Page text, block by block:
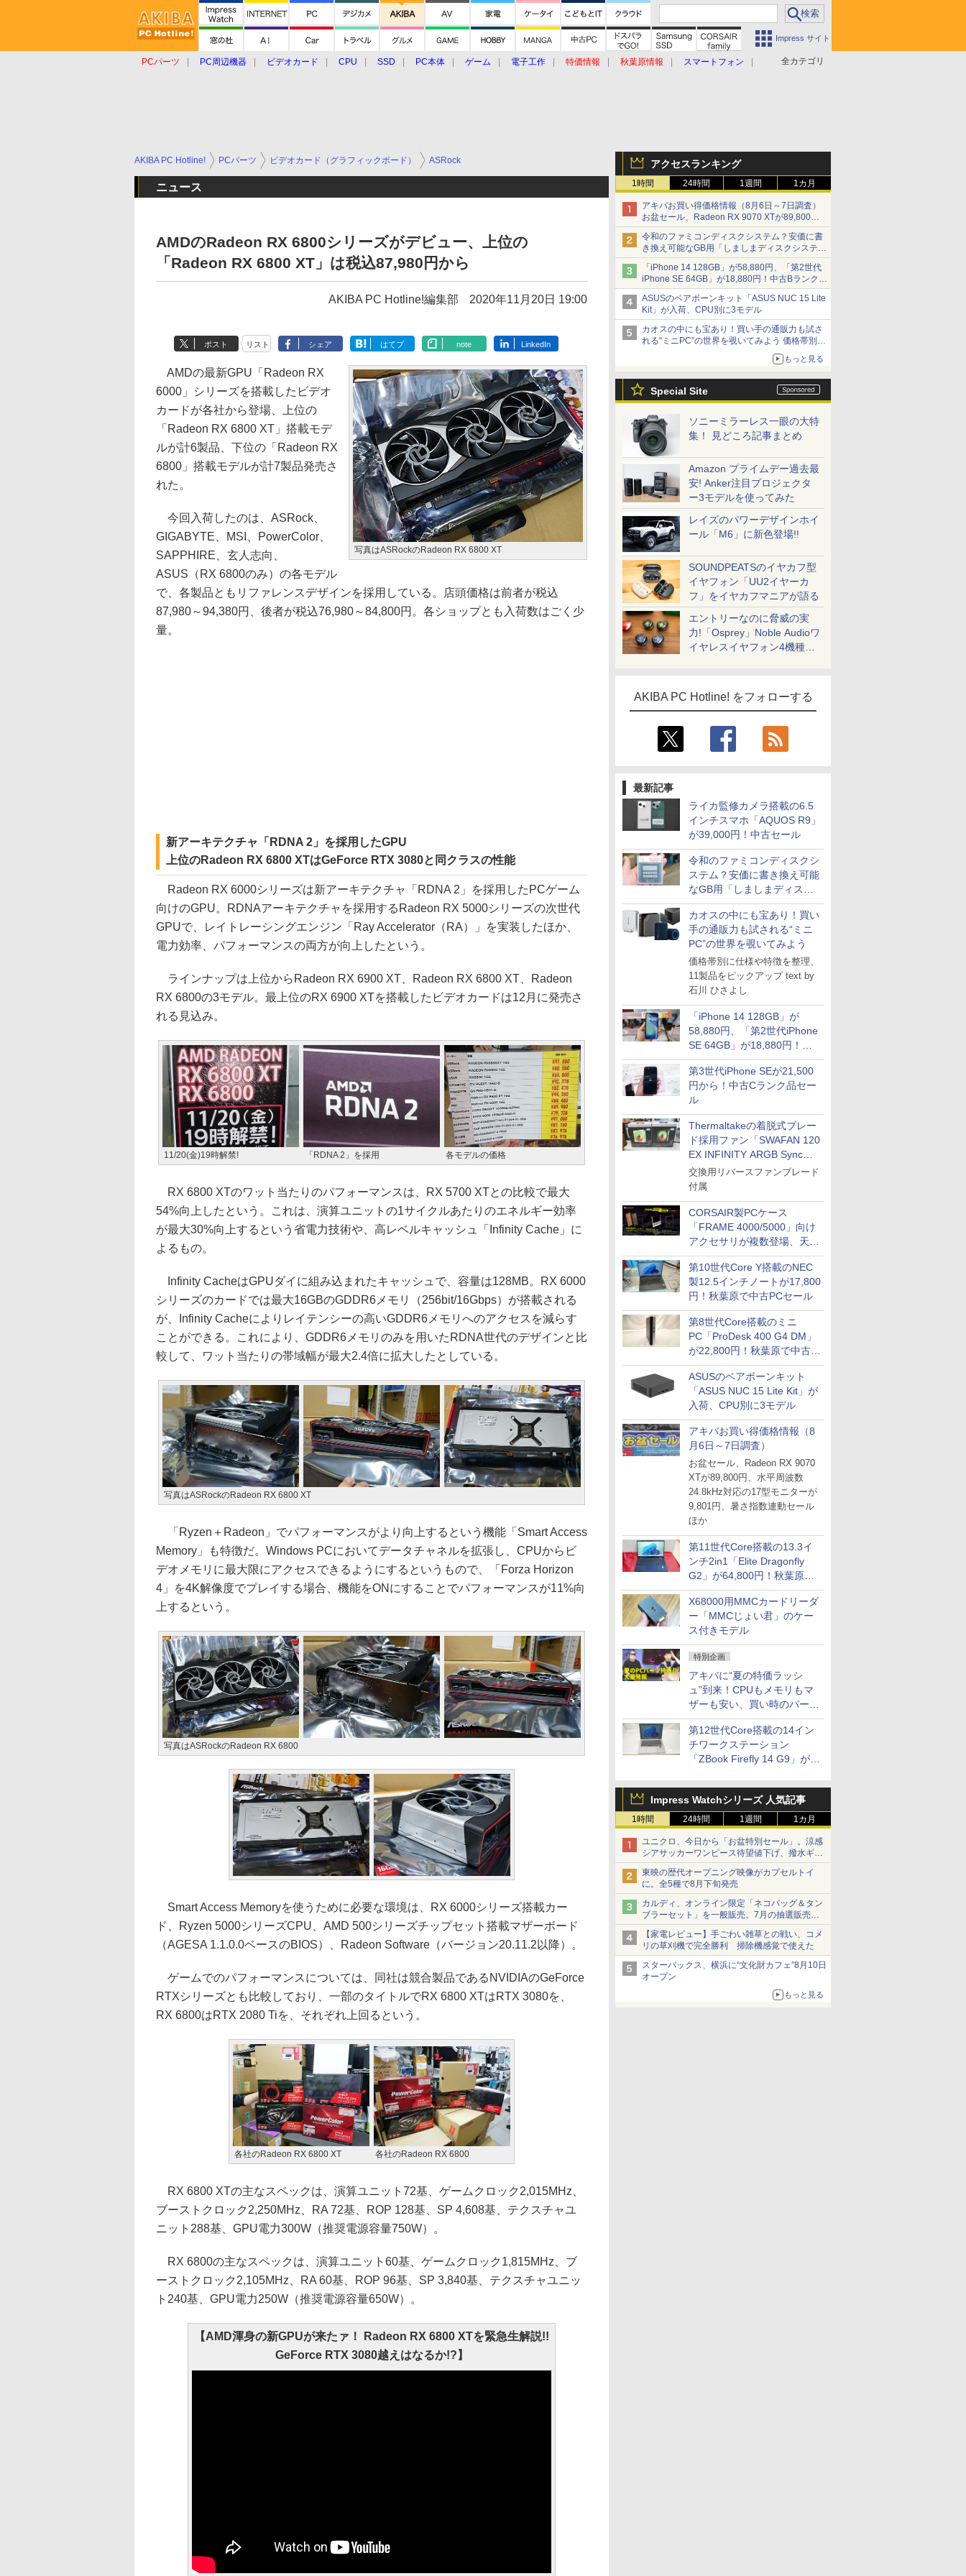
Impress サイト
全カテゴリ
PCパーツ PC周辺機器 ビデオカード CPU SSD PC本体 ゲーム 電子工作 特価情報 秋葉原情報
スマートフォン
アクセスランキング
1時間 24時間 1週間 1カ月
アキバお買い得価格情報（8月6日～7日調査）
お盆セール、Radeon RX 9070 XTが89,800
円、水平周波数24.8kHz対応の17型モニターが
9,801円、暑さ指数連動セール ほか
令和のファミコンディスクシステム？安価に書
き換え可能なGB用「しましまディスクシステ
ム」
「iPhone 14 128GB」が58,880円、「第2世代
iPhone SE 64GB」が18,880円！中古Bランク品
セール
ASUSのベアボーンキット「ASUS NUC 15 Lite
Kit」が入荷、CPU別に3モデル
カオスの中にも宝あり！買い手の通販力も試さ
れる“ミニPC”の世界を覗いてみよう 価格帯別に
仕様や特徴を整理、11製品をピックアップ text
もっと見る
Special Site
ソニーミラーレス一眼の大特
集！ 見どころ記事まとめ
Amazon プライムデー過去最
安! Anker注目プロジェクタ
ー3モデルを使ってみた
レイズのパワーデザインホイ
ール「M6」に新色登場!!
SOUNDPEATSのイヤカフ型
イヤフォン「UU2イヤーカ
フ」をイヤカフマニアが語る
エントリーなのに脅威の実
力!「Osprey」Noble Audioワ
イヤレスイヤフォン4機種を
AKIBA PC Hotline! をフォローする
最新記事
ライカ監修カメラ搭載の6.5
インチスマホ「AQUOS R9」
が39,000円！中古セール
令和のファミコンディスクシ
ステム？安価に書き換え可能
なGB用「しましまディスク
システム」
カオスの中にも宝あり！買い
手の通販力も試される“ミニ
PC”の世界を覗いてみよう
価格帯別に仕様や特徴を整理、
11製品をピックアップ text by
石川 ひさよし
「iPhone 14 128GB」が
58,880円、「第2世代iPhone
SE 64GB」が18,880円！中
古Bランク品セール
第3世代iPhone SEが21,500
円から！中古Cランク品セー
ル
Thermaltakeの着脱式ブレー
ド採用ファン「SWAFAN 120
EX INFINITY ARGB Sync」
に単品パッケージ
交換用リバースファンブレード
付属
CORSAIR製PCケース
「FRAME 4000/5000」向け
アクセサリが複数登場、天然
木製パネルや背面コネクタ対
応トレイなど
第10世代Core Y搭載のNEC
製12.5インチノートが17,800
円！秋葉原で中古PCセール
第8世代Core搭載のミニ
PC「ProDesk 400 G4 DM」
が22,800円！秋葉原で中古
PCセール
ASUSのベアボーンキット
「ASUS NUC 15 Lite Kit」が
入荷、CPU別に3モデル
アキバお買い得価格情報（8
月6日～7日調査）
お盆セール、Radeon RX 9070
XTが89,800円、水平周波数
24.8kHz対応の17型モニターが
9,801円、暑さ指数連動セール
ほか
第11世代Core搭載の13.3イ
ンチ2in1「Elite Dragonfly
G2」が64,800円！秋葉原で
中古PCセール
X68000用MMCカードリーダ
ー「MMCじょい君」のケー
ス付きモデル
特別企画
アキバに“夏の特価ラッシ
ュ”到来！CPUもメモリもマ
ザーも安い、買い時のパーツ
は？【8月7日(金)22時配信】
第12世代Core搭載の14イン
チワークステーション
「ZBook Firefly 14 G9」が
セール
Impress Watchシリーズ 人気記事
1時間 24時間 1週間 1カ月
ユニクロ、今日から「お盆特別セール」。涼感
シアサッカーワンピース待望値下げ、撥水ギア
ショーツは1990円に
東映の歴代オープニング映像がカプセルトイ
に。全5種で8月下旬発売
カルディ、オンライン限定「ネコバッグ＆タン
ブラーセット」を一般販売。7月の抽選販売の
当選無効分
【家電レビュー】手ごわい雑草との戦い、コメ
リの草刈機で完全勝利 掃除機感覚で使えた
スターバックス、横浜に“文化財カフェ”8月10日
オープン
もっと見る
AKIBA PC Hotline! PCパーツ ビデオカード（グラフィックボード） ASRock
ニュース
AMDのRadeon RX 6800シリーズがデビュー、上位の
「Radeon RX 6800 XT」は税込87,980円から
AKIBA PC Hotline!編集部 2020年11月20日 19:00
ポスト リスト シェア はてブ note LinkedIn
写真はASRockのRadeon RX 6800 XT
AMDの最新GPU「Radeon RX
6000」シリーズを搭載したビデオ
カードが各社から登場、上位の
「Radeon RX 6800 XT」搭載モデ
ルが計6製品、下位の「Radeon RX
6800」搭載モデルが計7製品発売さ
れた。
今回入荷したのは、ASRock、
GIGABYTE、MSI、PowerColor、
SAPPHIRE、玄人志向、
ASUS（RX 6800のみ）の各モデル
で、各製品ともリファレンスデザインを採用している。店頭価格は前者が税込
87,980～94,380円、後者が税込76,980～84,800円。各ショップとも入荷数はごく少
量。
新アーキテクチャ「RDNA 2」を採用したGPU
上位のRadeon RX 6800 XTはGeForce RTX 3080と同クラスの性能
Radeon RX 6000シリーズは新アーキテクチャ「RDNA 2」を採用したPCゲーム
向けのGPU。RDNAアーキテクチャを採用するRadeon RX 5000シリーズの次世代
GPUで、レイトレーシングエンジン「Ray Accelerator（RA）」を実装したほか、
電力効率、パフォーマンスの両方が向上したという。
ラインナップは上位からRadeon RX 6900 XT、Radeon RX 6800 XT、Radeon
RX 6800の3モデル。最上位のRX 6900 XTを搭載したビデオカードは12月に発売さ
れる見込み。
11/20(金)19時解禁! 「RDNA 2」を採用 各モデルの価格
RX 6800 XTのワット当たりのパフォーマンスは、RX 5700 XTとの比較で最大
54%向上したという。これは、演算ユニットの1サイクルあたりのエネルギー効率
が最大30%向上するという省電力技術や、高レベルキャッシュ「Infinity Cache」に
よるもの。
Infinity CacheはGPUダイに組み込まれたキャッシュで、容量は128MB。RX 6000
シリーズのカードでは最大16GBのGDDR6メモリ（256bit/16Gbps）が搭載される
が、Infinity Cacheによりレイテンシーの高いGDDR6メモリへのアクセスを減らす
ことができる。これにより、GDDR6メモリのみを用いたRDNA世代のデザインと比
較して、ワット当たりの帯域幅が最大2.4倍に拡大したとしている。
写真はASRockのRadeon RX 6800 XT
「Ryzen＋Radeon」でパフォーマンスがより向上するという機能「Smart Access
Memory」も特徴だ。Windows PCにおいてデータチャネルを拡張し、CPUからビ
デオメモリに最大限にアクセスできるようにするというもので、「Forza Horizon
4」を4K解像度でプレイする場合、機能をONにすることでパフォーマンスが11%向
上するという。
写真はASRockのRadeon RX 6800
Smart Access Memoryを使うために必要な環境は、RX 6000シリーズ搭載カー
ド、Ryzen 5000シリーズCPU、AMD 500シリーズチップセット搭載マザーボード
（AGESA 1.1.0.0ベースのBIOS）、Radeon Software（バージョン20.11.2以降）。
ゲームでのパフォーマンスについては、同社は競合製品であるNVIDIAのGeForce
RTXシリーズとも比較しており、一部のタイトルでRX 6800 XTはRTX 3080を、
RX 6800はRTX 2080 Tiを、それぞれ上回るという。
各社のRadeon RX 6800 XT 各社のRadeon RX 6800
RX 6800 XTの主なスペックは、演算ユニット72基、ゲームクロック2,015MHz、
ブーストクロック2,250MHz、RA 72基、ROP 128基、SP 4,608基、テクスチャユ
ニット288基、GPU電力300W（推奨電源容量750W）。
RX 6800の主なスペックは、演算ユニット60基、ゲームクロック1,815MHz、ブ
ーストクロック2,105MHz、RA 60基、ROP 96基、SP 3,840基、テクスチャユニッ
ト240基、GPU電力250W（推奨電源容量650W）。
【AMD渾身の新GPUが来たァ！ Radeon RX 6800 XTを緊急生解説!!
GeForce RTX 3080越えはなるか!?】